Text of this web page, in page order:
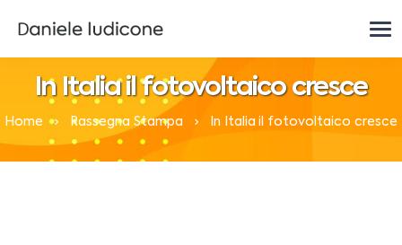
In Italia il fotovoltaico cresce
Home Rassegna Stampa In Italia il fotovoltaico cresce